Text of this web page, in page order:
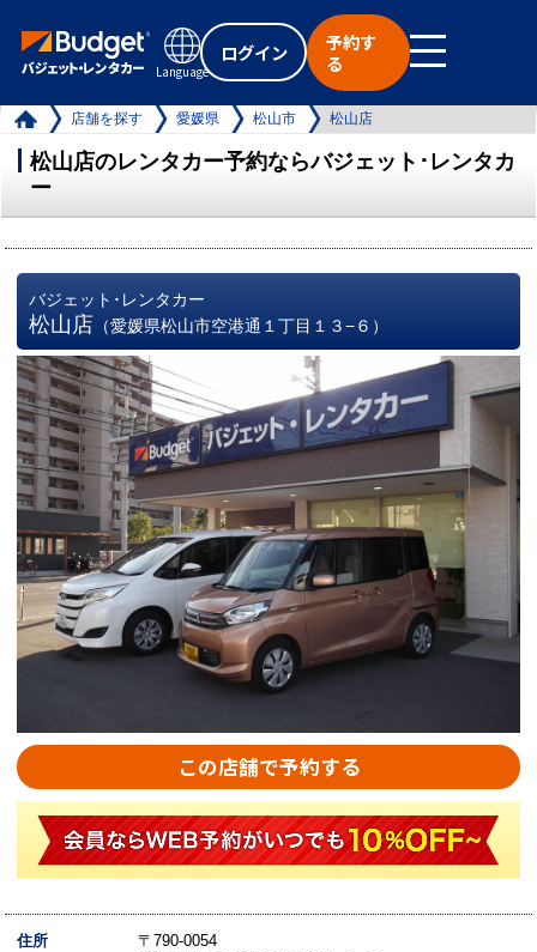
Language
ログイン
予約す
る
店舗を探す 愛媛県 松山市 松山店
松山店のレンタカー予約ならバジェット･レンタカ
ー
バジェット･レンタカー
松山店 （愛媛県松山市空港通１丁目１３−６）
この店舗で予約する
住所
〒790-0054